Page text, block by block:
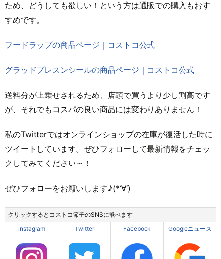
ため、どうしても欲しい！という方は通販での購入もおす
すめです。
フードラップの商品ページ｜コストコ公式
グラッドプレスンシールの商品ページ｜コストコ公式
送料分が上乗せされるため、店頭で買うより少し割高です
が、それでもコスパの良い商品には変わりありません！
私のTwitterではオンラインショップの在庫が復活した時に
ツイートしています。ぜひフォローして最新情報をチェッ
クしてみてください～！
ぜひフォローをお願いします♪(*‘∀‘)
クリックするとコストコ節子のSNSに飛べます
instagram
Twitter Facebook Googleニュース